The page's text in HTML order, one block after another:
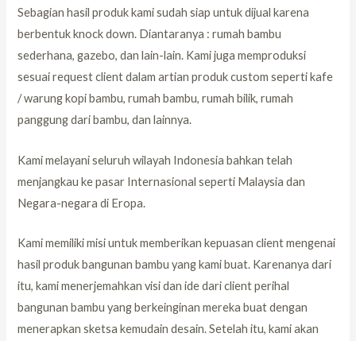
Sebagian hasil produk kami sudah siap untuk dijual karena
berbentuk knock down. Diantaranya : rumah bambu
sederhana, gazebo, dan lain-lain. Kami juga memproduksi
sesuai request client dalam artian produk custom seperti kafe
/ warung kopi bambu, rumah bambu, rumah bilik, rumah
panggung dari bambu, dan lainnya.
Kami melayani seluruh wilayah Indonesia bahkan telah
menjangkau ke pasar Internasional seperti Malaysia dan
Negara-negara di Eropa.
Kami memiliki misi untuk memberikan kepuasan client mengenai
hasil produk bangunan bambu yang kami buat. Karenanya dari
itu, kami menerjemahkan visi dan ide dari client perihal
bangunan bambu yang berkeinginan mereka buat dengan
menerapkan sketsa kemudain desain. Setelah itu, kami akan